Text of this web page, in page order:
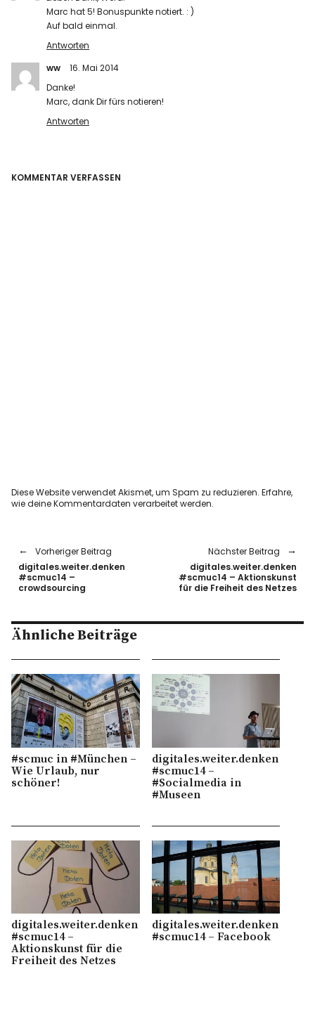
Marc hat 5! Bonuspunkte notiert. : )
Auf bald einmal.
Antworten
ww
16. Mai 2014
Danke!
Marc, dank Dir fürs notieren!
Antworten
KOMMENTAR VERFASSEN
Diese Website verwendet Akismet, um Spam zu reduzieren.Erfahre,
wie deine Kommentardaten verarbeitet werden.
Vorheriger Beitrag
digitales.weiter.denken
#scmuc14 –
crowdsourcing
Nächster Beitrag
digitales.weiter.denken
#scmuc14 – Aktionskunst
für die Freiheit des Netzes
Ähnliche Beiträge
#scmuc in #München –
Wie Urlaub, nur
schöner!
digitales.weiter.denken
#scmuc14 –
#Socialmedia in
#Museen
digitales.weiter.denken
#scmuc14 –
Aktionskunst für die
Freiheit des Netzes
digitales.weiter.denken
#scmuc14 – Facebook